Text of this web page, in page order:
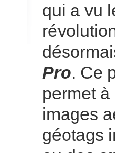
qui a vu
Pro. Ce
permet
images
géotags